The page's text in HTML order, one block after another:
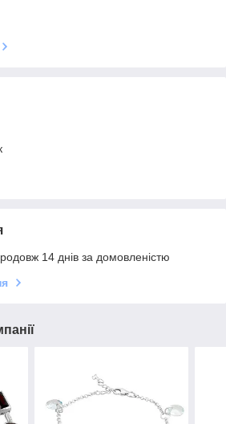
14 днів за домовленістю